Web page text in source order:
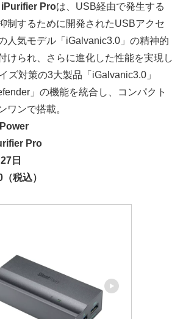
Proは、USB経由で発生する
制するために開発されたUSBアクセ
人気モデル「iGalvanic3.0」の精神的
けられ、さらに進化した性能を実現し
ズ対策の3大製品「iGalvanic3.0」
」の機能を統合し、コンパクト
ワンで搭載。
Pro
日
税込）